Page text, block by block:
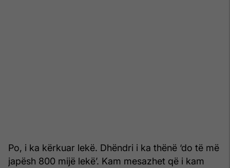
Po, i ka kërkuar lekë. Dhëndri i ka thënë ‘do të më
japësh 800 mijë lekë’. Kam mesazhet që i kam